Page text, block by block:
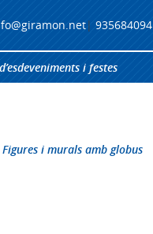
| 935684094
i festes
Figures i murals amb globus